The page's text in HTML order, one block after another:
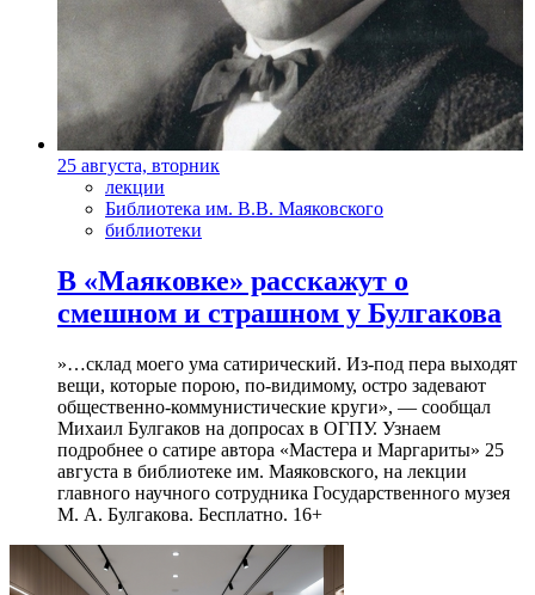
25 августа, вторник
лекции
Библиотека им. В.В. Маяковского
библиотеки
В «Маяковке» расскажут о
смешном и страшном у Булгакова
»…склад моего ума сатирический. Из-под пера выходят
вещи, которые порою, по-видимому, остро задевают
общественно-коммунистические круги», — сообщал
Михаил Булгаков на допросах в ОГПУ. Узнаем
подробнее о сатире автора «Мастера и Маргариты» 25
августа в библиотеке им. Маяковского, на лекции
главного научного сотрудника Государственного музея
М. А. Булгакова. Бесплатно. 16+